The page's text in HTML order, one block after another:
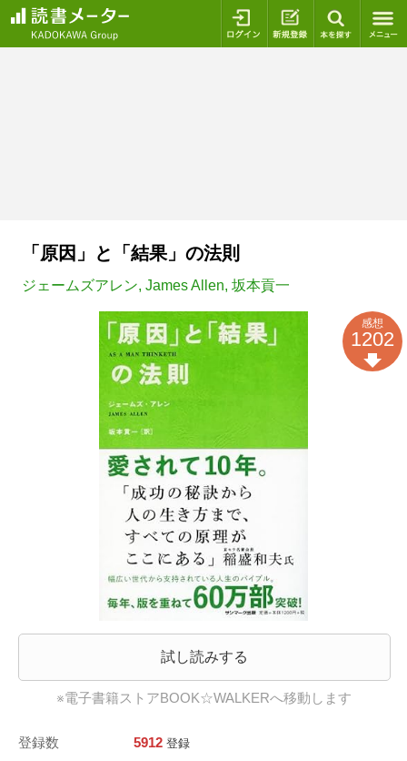
ログイン 新規登録
「原因」と「結果」の法則
ジェームズアレン, James Allen, 坂本貢一
試し読みする
※電子書籍ストアBOOK☆WALKERへ移動します
登録数 5912 登録
感想
1202